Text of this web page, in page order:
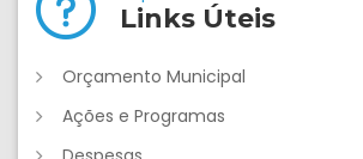
Links Úteis
Orçamento Municipal
Ações e Programas